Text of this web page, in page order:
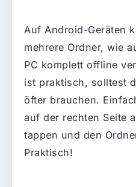
Auf Android-Geräten
mehrere Ordner, wie
PC komplett offline
ist praktisch, solltest
öfter brauchen.
auf der rechten Seite
tappen und den
Praktisch!